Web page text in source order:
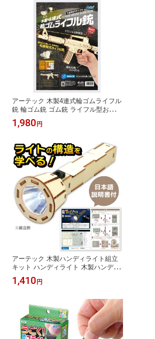
アーテック 木製4連式輪ゴムライフル
銃 輪ゴム銃 ゴム銃 ライフル型おもち
ゃ 木製おもちゃ 射撃玩具 ウッドクラ
フト キット 自由工作 自由研究 図工
味 ハンドメイド 教材 イベント ワー
クショップ 景品 プレゼント おうち遊
び 室内遊び
1,980 円
アーテック 木製ハンディライト組立
キット ハンディライト 木製ハンディ
ライト 電気 電気の仕組み LEDライト
科学工作 科学 防災 ワークショップ
工作キット 自由工作 自由研究 図工
夏休み 冬休み 小学校 中学校
1,410 円